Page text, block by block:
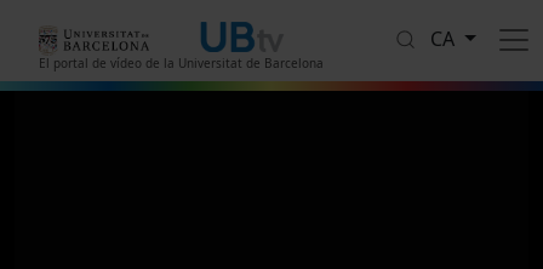
El portal de vídeo de la Universitat de Barcelona
CA